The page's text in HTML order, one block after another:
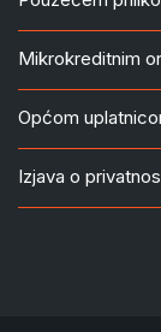
Mikrokreditnim
Općom
Izjava o